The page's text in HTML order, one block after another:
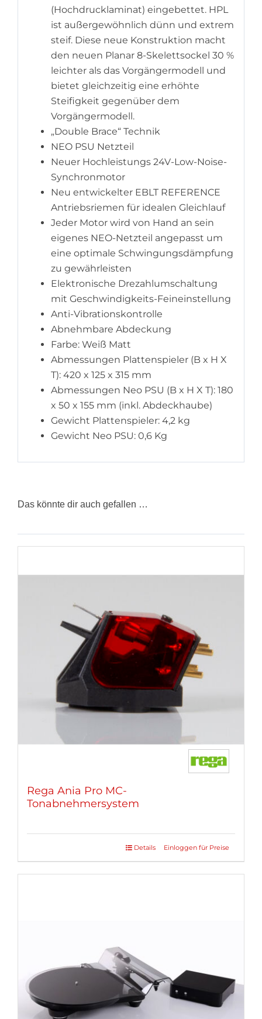
(Hochdrucklaminat) eingebettet. HPL
ist außergewöhnlich dünn und extrem
steif. Diese neue Konstruktion macht
den neuen Planar 8-Skelettsockel 30 %
leichter als das Vorgängermodell und
bietet gleichzeitig eine erhöhte
Steifigkeit gegenüber dem
Vorgängermodell.
„Double Brace“ Technik
NEO PSU Netzteil
Neuer Hochleistungs 24V-Low-Noise-
Synchronmotor
Neu entwickelter EBLT REFERENCE
Antriebsriemen für idealen Gleichlauf
Jeder Motor wird von Hand an sein
eigenes NEO-Netzteil angepasst um
eine optimale Schwingungsdämpfung
zu gewährleisten
Elektronische Drezahlumschaltung
mit Geschwindigkeits-Feineinstellung
Anti-Vibrationskontrolle
Abnehmbare Abdeckung
Farbe: Weiß Matt
Abmessungen Plattenspieler (B x H X
T): 420 x 125 x 315 mm
Abmessungen Neo PSU (B x H X T): 180
x 50 x 155 mm (inkl. Abdeckhaube)
Gewicht Plattenspieler: 4,2 kg
Gewicht Neo PSU: 0,6 Kg
Das könnte dir auch gefallen …
Rega Ania Pro MC-
Tonabnehmersystem
Einloggen für Preise
Details